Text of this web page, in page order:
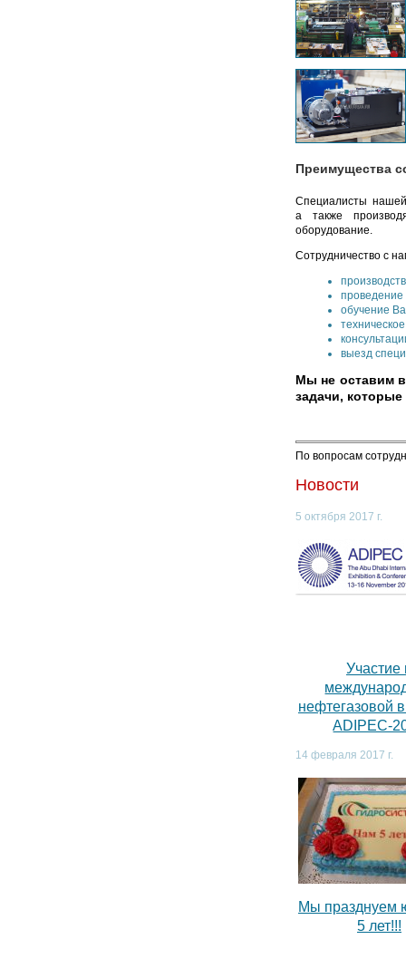
Преимущества
Специалисты нашей
а также
оборудование.
Сотрудничество с
проведение
обучение
выезд
Мы не оставим
задачи,
По вопросам
Новости
5 октября 2017 г.
Участие
нефтегазовой
ADIPEC-
14 февраля 2017 г.
Мы празднуем
5 лет!!!